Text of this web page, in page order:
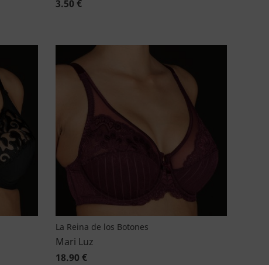
3.50 €
La Reina de los Botones
Mari Luz
18.90 €